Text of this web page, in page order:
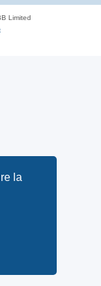
la
Limited